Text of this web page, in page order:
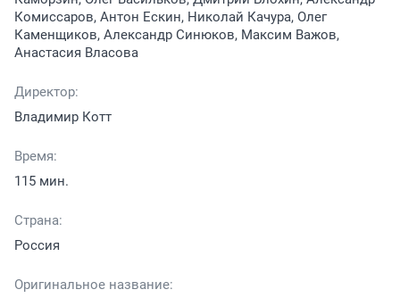
Комиссаров, Антон Ескин, Николай Качура, Олег
Каменщиков, Александр Синюков, Максим Важов,
Анастасия Власова
Директор:
Владимир Котт
Время:
115 мин.
Страна:
Россия
Оригинальное название: